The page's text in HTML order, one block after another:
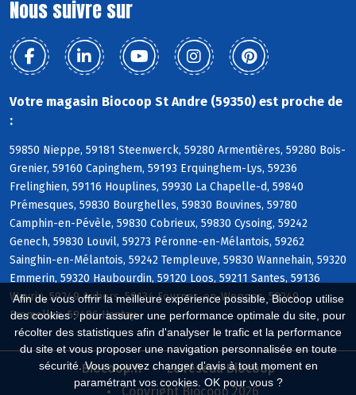
Afin de vous offrir la meilleure expérience possible, Biocoop utilise
des cookies : pour assurer une performance optimale du site, pour
récolter des statistiques afin d'analyser le trafic et la performance
du site et vous proposer une navigation personnalisée en toute
sécurité. Vous pouvez changer d'avis à tout moment en
paramétrant vos cookies. OK pour vous ?
Nous suivre sur
Votre magasin Biocoop St Andre (59350) est proche de
:
59850 Nieppe, 59181 Steenwerck, 59280 Armentières, 59280 Bois-
Grenier, 59160 Capinghem, 59193 Erquinghem-Lys, 59236
Frelinghien, 59116 Houplines, 59930 La Chapelle-d, 59840
Prémesques, 59830 Bourghelles, 59830 Bouvines, 59780
Camphin-en-Pévèle, 59830 Cobrieux, 59830 Cysoing, 59242
Genech, 59830 Louvil, 59273 Péronne-en-Mélantois, 59262
Sainghin-en-Mélantois, 59242 Templeuve, 59830 Wannehain, 59320
Emmerin, 59320 Haubourdin, 59120 Loos, 59211 Santes, 59136
Wavrin, 59249 Aubers, 59134 Fournes-en-Weppes, 59249
Fromelles, 59496 Hantay
Biocoop.fr
Le réseau Biocoop
Copyright Biocoop 2026